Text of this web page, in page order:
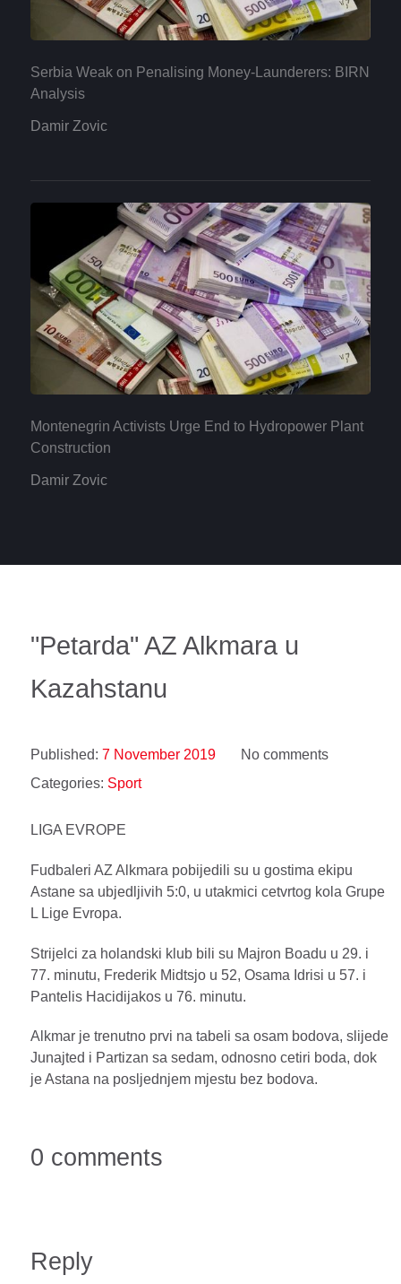
Serbia Weak on Penalising Money-Launderers: BIRN
Analysis
Damir Zovic
Montenegrin Activists Urge End to Hydropower Plant
Construction
Damir Zovic
"Petarda" AZ Alkmara u
Kazahstanu
Published: 7 November 2019
No comments
Categories: Sport
LIGA EVROPE
Fudbaleri AZ Alkmara pobijedili su u gostima ekipu
Astane sa ubjedljivih 5:0, u utakmici cetvrtog kola Grupe
L Lige Evropa.
Strijelci za holandski klub bili su Majron Boadu u 29. i
77. minutu, Frederik Midtsjo u 52, Osama Idrisi u 57. i
Pantelis Hacidijakos u 76. minutu.
Alkmar je trenutno prvi na tabeli sa osam bodova, slijede
Junajted i Partizan sa sedam, odnosno cetiri boda, dok
je Astana na posljednjem mjestu bez bodova.
0 comments
Reply